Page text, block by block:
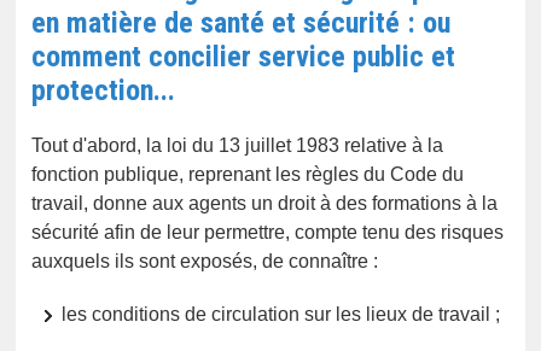
en matière de santé et sécurité : ou
comment concilier service public et
protection...
Tout d'abord, la loi du 13 juillet 1983 relative à la
fonction publique, reprenant les règles du Code du
travail, donne aux agents un droit à des formations à la
sécurité afin de leur permettre, compte tenu des risques
auxquels ils sont exposés, de connaître :
les conditions de circulation sur les lieux de travail ;